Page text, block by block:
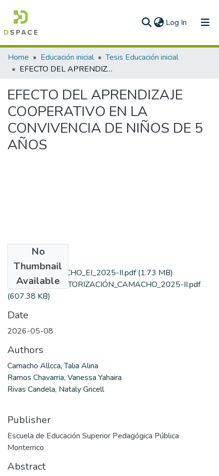
Log In (current)
Communities & Collections
All of DSpace
Statistics
Home Educación inicial
Tesis Educación inicial
EFECTO DEL APRENDIZAJE COOPERATIVO EN LA CONVIVENCIA DE NIÑOS DE 5 AÑOS
EFECTO DEL APRENDIZAJE
COOPERATIVO EN LA
CONVIVENCIA DE NIÑOS DE 5
AÑOS
No
Thumbnail
Available
1_TESIS _CAMACHO_EI_2025-II.pdf(1.73 MB)
2_CARTA DE AUTORIZACIÓN_CAMACHO_2025-II.pdf
(607.38 KB)
Date
2026-05-08
Authors
Camacho Allcca, Talia Alina
Ramos Chavarria, Vanessa Yahaira
Rivas Candela, Nataly Gricell
Publisher
Escuela de Educación Superior Pedagógica Pública
Monterrico
Abstract